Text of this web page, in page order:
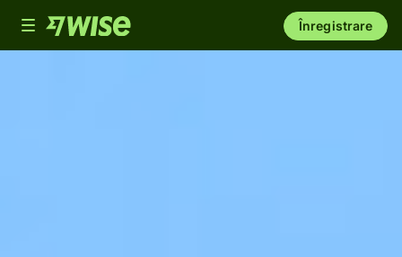
Toggle
navigation
Înregistrare